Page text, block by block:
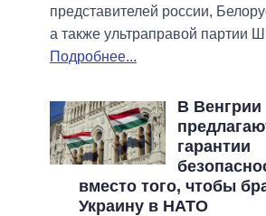
представителей россии,
а также ультраправой партии
Подробнее...
В Венгрии
гарантии
вместо того, чтобы
Украину в НАТО